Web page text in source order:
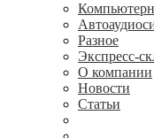
Разное
Экспресс-
О компании
Новости
Статьи